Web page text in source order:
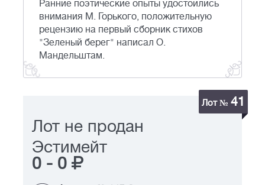
Ранние поэтические опыты удостоились
внимания М. Горького, положительную
рецензию на первый сборник стихов
"Зеленый берег" написал О.
Мандельштам.
Лот № 41
Лот не продан
Эстимейт
0 - 0